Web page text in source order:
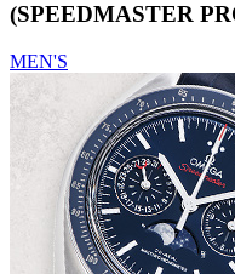
(SPEEDMASTER
MEN'S